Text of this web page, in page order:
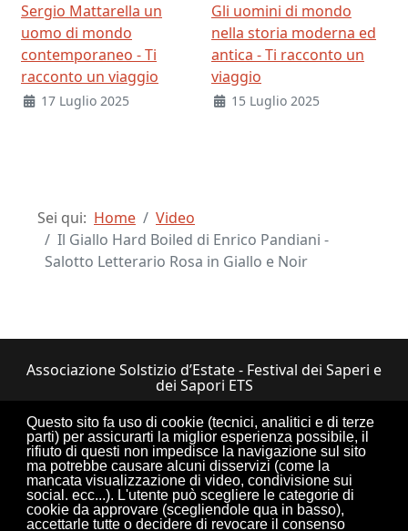
Questo sito fa uso di cookie (tecnici, analitici e di terze
parti) per assicurarti la miglior esperienza possibile, il
rifiuto di questi non impedisce la navigazione sul sito
ma potrebbe causare alcuni disservizi (come la
mancata visualizzazione di video, condivisione sui
social. ecc...). L'utente può scegliere le categorie di
cookie da approvare (scegliendole qua in basso),
accettarle tutte o decidere di revocare il consenso
Sergio Mattarella un
uomo di mondo
contemporaneo - Ti
racconto un viaggio
17 Luglio 2025
Gli uomini di mondo
nella storia moderna ed
antica - Ti racconto un
viaggio
15 Luglio 2025
Sei qui: Home
Video
Il Giallo Hard Boiled di Enrico Pandiani -
Salotto Letterario Rosa in Giallo e Noir
Associazione Solstizio d’Estate - Festival dei Saperi e
dei Sapori ETS
Via Lupiano, 7 - 12050 Bosia (CN) • Tel.
0173.33.525•CF: 90034550047
Torna su